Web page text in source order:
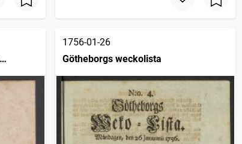
1756-01-26
Götheborgs weckolista